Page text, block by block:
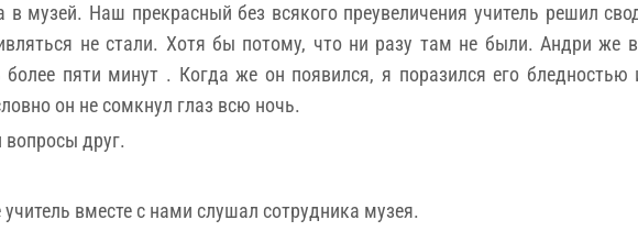
музей. Наш прекрасный без всякого преувеличения учитель решил
не стали. Хотя бы потому, что ни разу там не были. Андри же
пяти минут . Когда же он появился, я поразился его бледностью
он не сомкнул глаз всю ночь.
друг.
вместе с нами слушал сотрудника музея.